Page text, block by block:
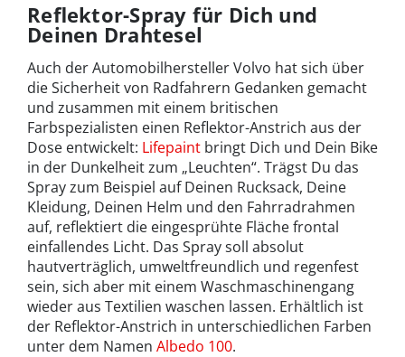
Reflektor-Spray für Dich und
Deinen Drahtesel
Auch der Automobilhersteller Volvo hat sich über
die Sicherheit von Radfahrern Gedanken gemacht
und zusammen mit einem britischen
Farbspezialisten einen Reflektor-Anstrich aus der
Dose entwickelt: Lifepaint bringt Dich und Dein Bike
in der Dunkelheit zum „Leuchten“. Trägst Du das
Spray zum Beispiel auf Deinen Rucksack, Deine
Kleidung, Deinen Helm und den Fahrradrahmen
auf, reflektiert die eingesprühte Fläche frontal
einfallendes Licht. Das Spray soll absolut
hautverträglich, umweltfreundlich und regenfest
sein, sich aber mit einem Waschmaschinengang
wieder aus Textilien waschen lassen. Erhältlich ist
der Reflektor-Anstrich in unterschiedlichen Farben
unter dem Namen Albedo 100.